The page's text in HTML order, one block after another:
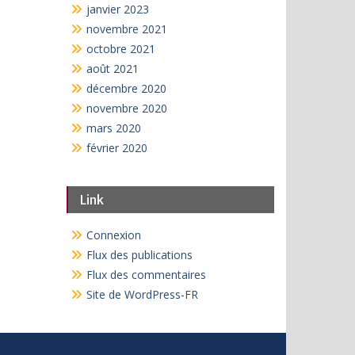
janvier 2023
novembre 2021
octobre 2021
août 2021
décembre 2020
novembre 2020
mars 2020
février 2020
Link
Connexion
Flux des publications
Flux des commentaires
Site de WordPress-FR